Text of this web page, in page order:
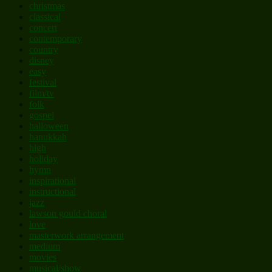
christmas
classical
concert
contemporary
country
disney
easy
festival
film/tv
folk
gospel
halloween
hanukkah
high
holiday
hymn
inspirational
instructional
jazz
lawson gould choral
love
masterwork arrangement
medium
movies
musical/show